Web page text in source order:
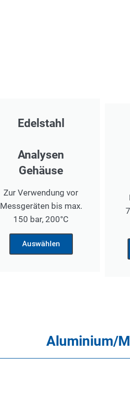
Edelstahl
Analysen
Gehäuse
Zur Verwendung vor
Messgeräten bis max.
150 bar, 200°C
Auswählen
Aluminium/